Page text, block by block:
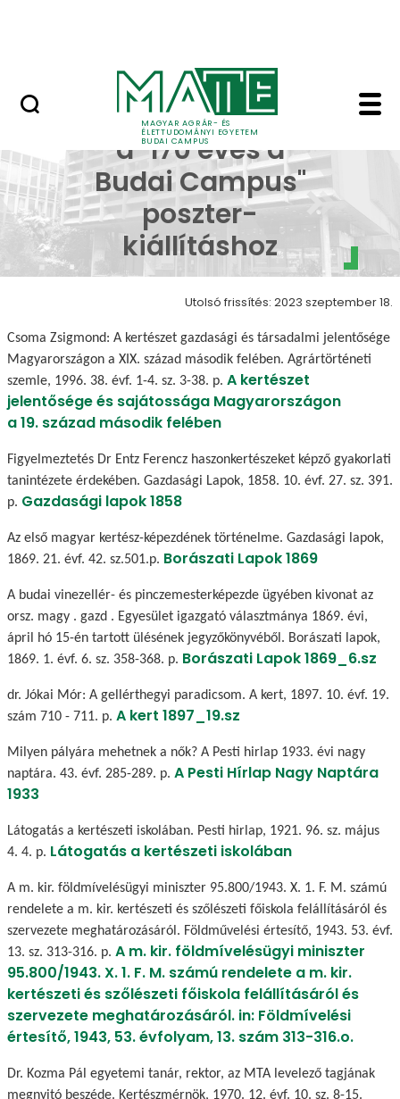
MAGYAR AGRÁR- ÉS
ÉLETTUDOMÁNYI EGYETEM
BUDAI CAMPUS
Háttérinformációk a
Háttérinformációk
a "170 éves a
Budai Campus"
poszter-
kiállításhoz
Utolsó frissítés: 2023 szeptember 18.
Csoma Zsigmond: A kertészet gazdasági és társadalmi jelentősége
Magyarországon a XIX. század második felében. Agrártörténeti
szemle, 1996. 38. évf. 1-4. sz. 3-38. p. A kertészet
jelentősége és sajátossága Magyarországon
a 19. század második felében
Figyelmeztetés Dr Entz Ferencz haszonkertészeket képző gyakorlati
tanintézete érdekében. Gazdasági Lapok, 1858. 10. évf. 27. sz. 391.
p. Gazdasági lapok 1858
Az első magyar kertész-képezdének történelme. Gazdasági lapok,
1869. 21. évf. 42. sz.501.p. Borászati Lapok 1869
A budai vinezellér- és pinczemesterképezde ügyében kivonat az
orsz. magy . gazd . Egyesület igazgató választmánya 1869. évi,
ápril hó 15-én tartott ülésének jegyzőkönyvéből. Borászati lapok,
1869. 1. évf. 6. sz. 358-368. p. Borászati Lapok 1869_6.sz
dr. Jókai Mór: A gellérthegyi paradicsom. A kert, 1897. 10. évf. 19.
szám 710 - 711. p. A kert 1897_19.sz
Milyen pályára mehetnek a nők? A Pesti hirlap 1933. évi nagy
naptára. 43. évf. 285-289. p. A Pesti Hírlap Nagy Naptára
1933
Látogatás a kertészeti iskolában. Pesti hirlap, 1921. 96. sz. május
4. 4. p. Látogatás a kertészeti iskolában
A m. kir. földmívelésügyi miniszter 95.800/1943. X. 1. F. M. számú
rendelete a m. kir. kertészeti és szőlészeti főiskola felállításáról és
szervezete meghatározásáról. Földművelési értesítő, 1943. 53. évf.
13. sz. 313-316. p. A m. kir. földmívelésügyi miniszter
95.800/1943. X. 1. F. M. számú rendelete a m. kir.
kertészeti és szőlészeti főiskola felállításáról és
szervezete meghatározásáról. in: Földmívelési
értesítő, 1943, 53. évfolyam, 13. szám 313-316.o.
Dr. Kozma Pál egyetemi tanár, rektor, az MTA levelező tagjának
megnyitó beszéde. Kertészmérnök, 1970. 12. évf. 10. sz. 8-15.